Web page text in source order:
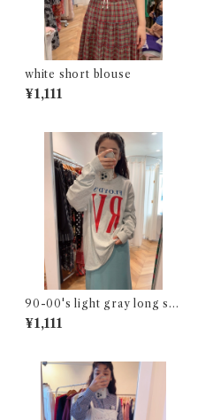
white short blouse
¥1,111
90-00's light gray long sle
eve t-shirt
¥1,111